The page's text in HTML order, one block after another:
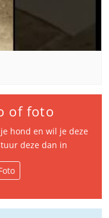
of foto
hond en wil je deze
deze dan in